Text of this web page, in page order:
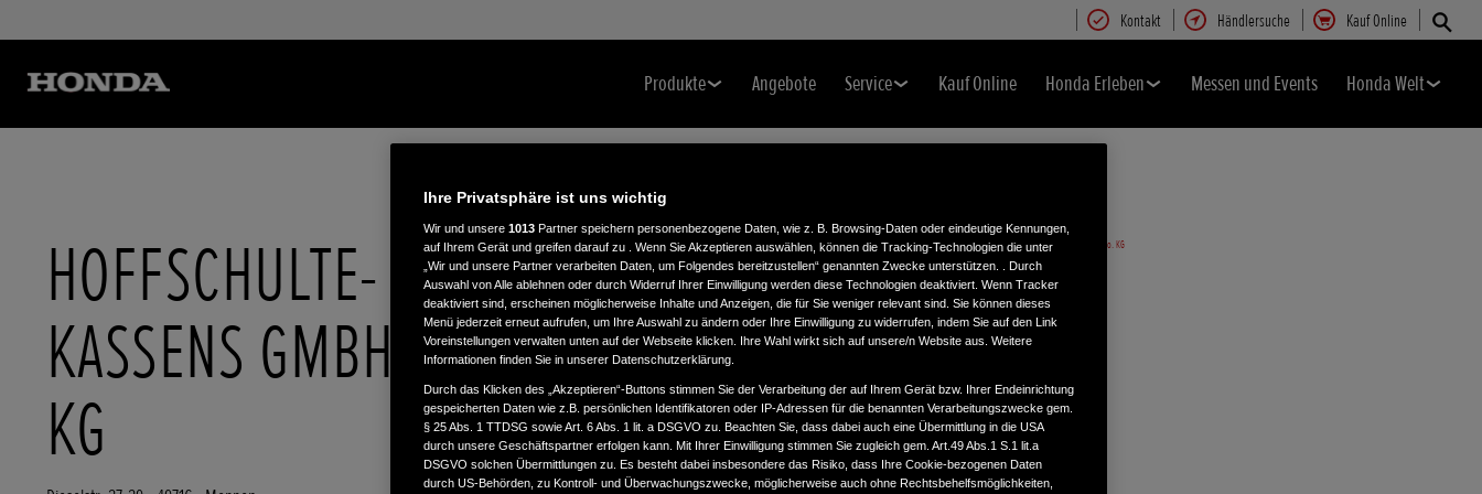
Kontakt Händlersuche Kauf Online
Produkte Angebote Service Kauf Online Honda Erleben Messen und Events Honda Welt
HOFFSCHULTE-
KASSENS GMBH & CO.
KG
Ihre Privatsphäre ist uns wichtig
Wir und unsere 1013 Partner speichern personenbezogene Daten, wie z. B. Browsing-Daten oder eindeutige Kennungen,
auf Ihrem Gerät und greifen darauf zu . Wenn Sie Akzeptieren auswählen, können die Tracking-Technologien die unter
„Wir und unsere Partner verarbeiten Daten, um Folgendes bereitzustellen“ genannten Zwecke unterstützen. . Durch
Auswahl von Alle ablehnen oder durch Widerruf Ihrer Einwilligung werden diese Technologien deaktiviert. Wenn Tracker
deaktiviert sind, erscheinen möglicherweise Inhalte und Anzeigen, die für Sie weniger relevant sind. Sie können dieses
Menü jederzeit erneut aufrufen, um Ihre Auswahl zu ändern oder Ihre Einwilligung zu widerrufen, indem Sie auf den Link
Voreinstellungen verwalten unten auf der Webseite klicken. Ihre Wahl wirkt sich auf unsere/n Website aus. Weitere
Informationen finden Sie in unserer Datenschutzerklärung.
Durch das Klicken des „Akzeptieren“-Buttons stimmen Sie der Verarbeitung der auf Ihrem Gerät bzw. Ihrer Endeinrichtung
gespeicherten Daten wie z.B. persönlichen Identifikatoren oder IP-Adressen für die benannten Verarbeitungszwecke gem.
§ 25 Abs. 1 TTDSG sowie Art. 6 Abs. 1 lit. a DSGVO zu. Beachten Sie, dass dabei auch eine Übermittlung in die USA
durch unsere Geschäftspartner erfolgen kann. Mit Ihrer Einwilligung stimmen Sie zugleich gem. Art.49 Abs.1 S.1 lit.a
DSGVO solchen Übermittlungen zu. Es besteht dabei insbesondere das Risiko, dass Ihre Cookie-bezogenen Daten
durch US-Behörden, zu Kontroll- und Überwachungszwecke, möglicherweise auch ohne Rechtsbehelfsmöglichkeiten,